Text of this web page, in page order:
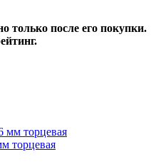
только после его покупки.
торцевая